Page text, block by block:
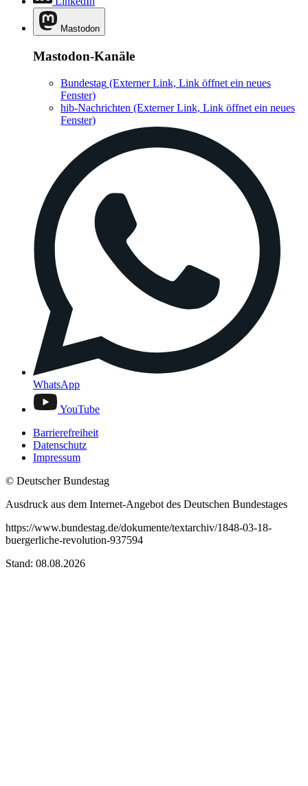
Mastodon
Mastodon-Kanäle
Bundestag (Externer Link, Link öffnet ein neues
Fenster)
hib-Nachrichten (Externer Link, Link öffnet ein neues
Fenster)
WhatsApp
YouTube
Barrierefreiheit
Datenschutz
Impressum
© Deutscher Bundestag
Ausdruck aus dem Internet-Angebot des Deutschen Bundestages
https://www.bundestag.de/dokumente/textarchiv/1848-03-18-
buergerliche-revolution-937594
Stand: 08.08.2026